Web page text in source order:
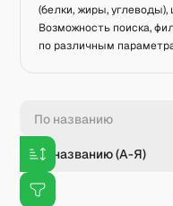
(белки, жиры,
Возможность поиска,
по различным
По названию (А-Я)